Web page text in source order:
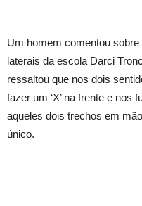
Um homem comentou
laterais da escola Darci
ressaltou que nos dois
fazer um ‘X’ na frente e nos
aqueles dois trechos em
único.